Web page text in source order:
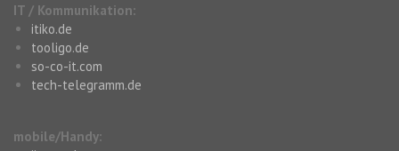
IT / Kommunikation:
itiko.de
tooligo.de
so-co-it.com
tech-telegramm.de
mobile/Handy: